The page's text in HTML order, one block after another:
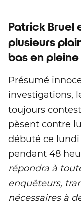
Patrick Bruel
plusieurs
bas en
Présumé
investigations,
toujours
pèsent contre
débuté ce
pendant 48
répondra à
enquêteurs,
nécessaires à